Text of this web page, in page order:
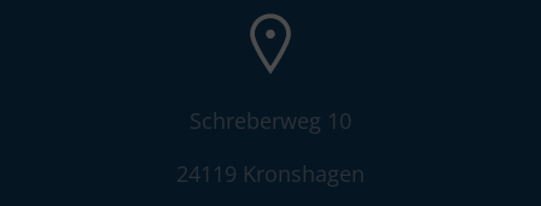
Schreberweg 10
24119 Kronshagen